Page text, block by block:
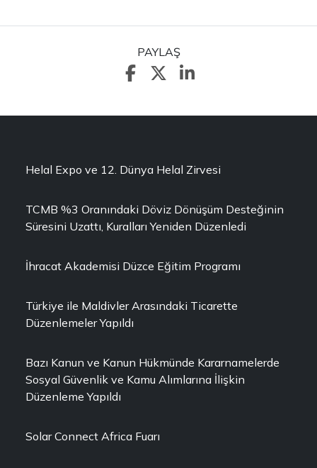
PAYLAŞ
Helal Expo ve 12. Dünya Helal Zirvesi
TCMB %3 Oranındaki Döviz Dönüşüm Desteğinin
Süresini Uzattı, Kuralları Yeniden Düzenledi
İhracat Akademisi Düzce Eğitim Programı
Türkiye ile Maldivler Arasındaki Ticarette
Düzenlemeler Yapıldı
Bazı Kanun ve Kanun Hükmünde Kararnamelerde
Sosyal Güvenlik ve Kamu Alımlarına İlişkin
Düzenleme Yapıldı
Solar Connect Africa Fuarı